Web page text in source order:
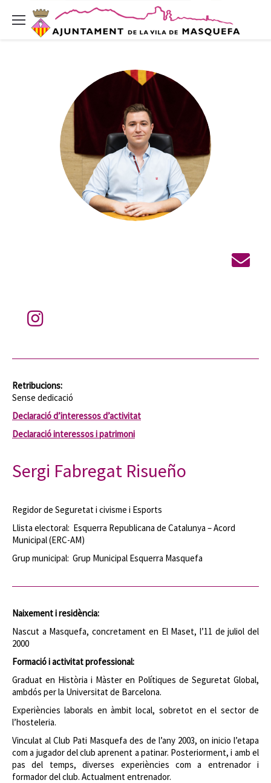
Retribucions:
Sense dedicació
Declaració d’interessos d’activitat
Declaració interessos i patrimoni
Sergi Fabregat Risueño
Regidor de Seguretat i civisme i Esports
Llista electoral: Esquerra Republicana de Catalunya – Acord
Municipal (ERC-AM)
Grup municipal: Grup Municipal Esquerra Masquefa
Naixement i residència:
Nascut a Masquefa, concretament en El Maset, l’11 de juliol del
2000
Formació i activitat professional:
Graduat en Història i Màster en Polítiques de Seguretat Global,
ambdós per la Universitat de Barcelona.
Experiències laborals en àmbit local, sobretot en el sector de
l’hosteleria.
Vinculat al Club Pati Masquefa des de l’any 2003, on inicio l’etapa
com a jugador del club aprenent a patinar. Posteriorment, i amb el
pas del temps, diverses experiències com a entrenador i
formador del club. Actualment entrenador.